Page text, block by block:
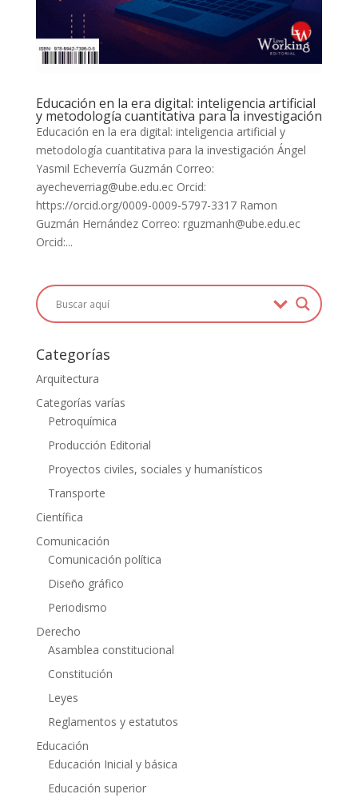
Educación en la era digital: inteligencia artificial
y metodología cuantitativa para la investigación
Educación en la era digital: inteligencia artificial y
metodología cuantitativa para la investigación Ángel
Yasmil Echeverría Guzmán Correo:
ayecheverriag@ube.edu.ec Orcid:
https://orcid.org/0009-0009-5797-3317 Ramon
Guzmán Hernández Correo: rguzmanh@ube.edu.ec
Orcid:...
Categorías
Arquitectura
Categorías varías
Petroquímica
Producción Editorial
Proyectos civiles, sociales y humanísticos
Transporte
Científica
Comunicación
Comunicación política
Diseño gráfico
Periodismo
Derecho
Asamblea constitucional
Constitución
Leyes
Reglamentos y estatutos
Educación
Educación Inicial y básica
Educación superior